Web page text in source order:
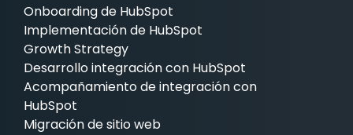
Onboarding de HubSpot
Implementación de HubSpot
Growth Strategy
Desarrollo integración con HubSpot
Acompañamiento de integración con
HubSpot
Migración de sitio web